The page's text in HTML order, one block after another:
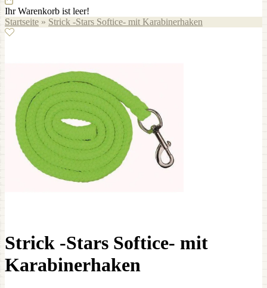
Ihr Warenkorb ist leer!
Startseite » Strick -Stars Softice- mit Karabinerhaken
Strick -Stars Softice- mit
Karabinerhaken